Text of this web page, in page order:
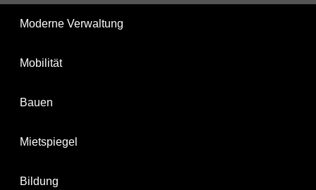
Moderne Verwaltung
Mobilität
Bauen
Mietspiegel
Bildung